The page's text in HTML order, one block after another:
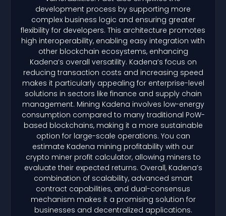
development process by supporting more
complex business logic and ensuring greater
flexibility for developers. This architecture promotes
high interoperability, enabling easy integration with
other blockchain ecosystems, enhancing
Kadena’s overall versatility. Kadena’s focus on
reducing transaction costs and increasing speed
makes it particularly appealing for enterprise-level
solutions in sectors like finance and supply chain
management. Mining Kadena involves low-energy
consumption compared to many traditional PoW-
based blockchains, making it a more sustainable
option for large-scale operations. You can
estimate Kadena mining profitability with our
crypto miner profit calculator, allowing miners to
evaluate their expected returns. Overall, Kadena’s
combination of scalability, advanced smart
contract capabilities, and dual-consensus
mechanism makes it a promising solution for
businesses and decentralized applications.